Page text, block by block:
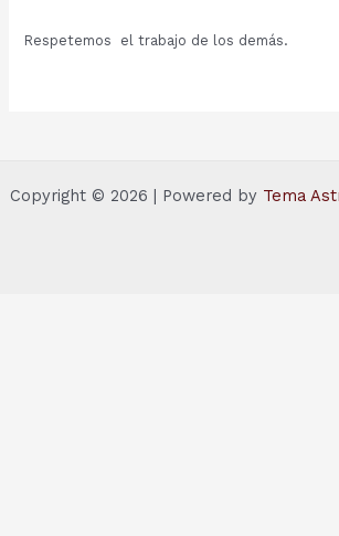
Respetemos el trabajo de los demás.
Copyright © 2026 | Powered by Tema